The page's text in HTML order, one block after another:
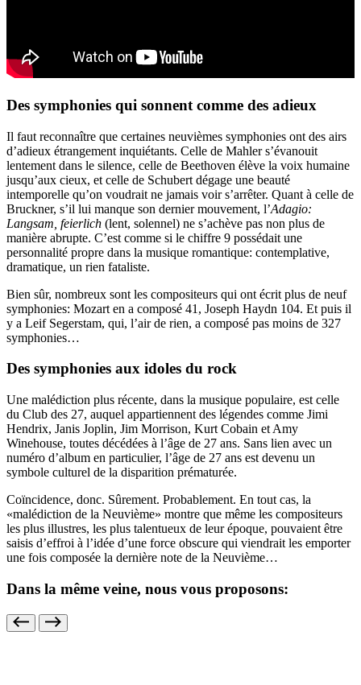
Des symphonies qui sonnent comme des adieux
Il faut reconnaître que certaines neuvièmes symphonies ont des airs
d’adieux étrangement inquiétants. Celle de Mahler s’évanouit
lentement dans le silence, celle de Beethoven élève la voix humaine
jusqu’aux cieux, et celle de Schubert dégage une beauté
intemporelle qu’on voudrait ne jamais voir s’arrêter. Quant à celle de
Bruckner, s’il lui manque son dernier mouvement, l’Adagio:
Langsam, feierlich (lent, solennel) ne s’achève pas non plus de
manière abrupte. C’est comme si le chiffre 9 possédait une
personnalité propre dans la musique romantique: contemplative,
dramatique, un rien fataliste.
Bien sûr, nombreux sont les compositeurs qui ont écrit plus de neuf
symphonies: Mozart en a composé 41, Joseph Haydn 104. Et puis il
y a Leif Segerstam, qui, l’air de rien, a composé pas moins de 327
symphonies…
Des symphonies aux idoles du rock
Une malédiction plus récente, dans la musique populaire, est celle
du Club des 27, auquel appartiennent des légendes comme Jimi
Hendrix, Janis Joplin, Jim Morrison, Kurt Cobain et Amy
Winehouse, toutes décédées à l’âge de 27 ans. Sans lien avec un
numéro d’album en particulier, l’âge de 27 ans est devenu un
symbole culturel de la disparition prématurée.
Coïncidence, donc. Sûrement. Probablement. En tout cas, la
«malédiction de la Neuvième» montre que même les compositeurs
les plus illustres, les plus talentueux de leur époque, pouvaient être
saisis d’effroi à l’idée d’une force obscure qui viendrait les emporter
une fois composée la dernière note de la Neuvième…
Dans la même veine, nous vous proposons: